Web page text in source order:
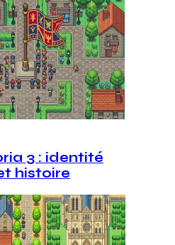
3 : identité
histoire